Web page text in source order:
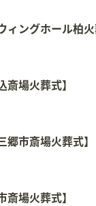
ィングホール柏火
斎場火葬式】
郷市斎場火葬式】
斎場火葬式】